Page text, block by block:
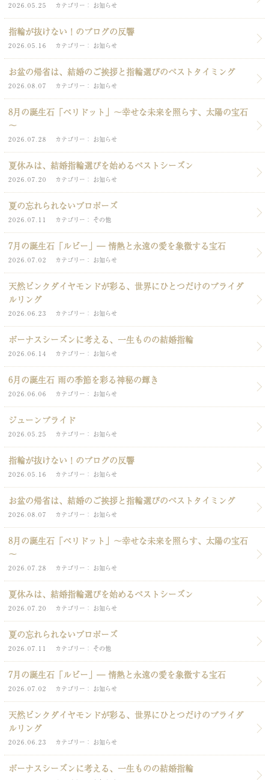
2026.05.25 カテゴリー お知らせ
指輪が抜けない！のブログの反響
2026.05.16 カテゴリー お知らせ
お盆の帰省は、結婚のご挨拶と指輪選びのベストタイミング
2026.08.07 カテゴリー お知らせ
8月の誕生石「ペリドット」～幸せな未来を照らす、太陽の宝石
～
2026.07.28 カテゴリー お知らせ
夏休みは、結婚指輪選びを始めるベストシーズン
2026.07.20 カテゴリー お知らせ
夏の忘れられないプロポーズ
2026.07.11 カテゴリー その他
7月の誕生石「ルビー」― 情熱と永遠の愛を象徴する宝石
2026.07.02 カテゴリー お知らせ
天然ピンクダイヤモンドが彩る、世界にひとつだけのブライダ
ルリング
2026.06.23 カテゴリー お知らせ
ボーナスシーズンに考える、一生ものの結婚指輪
2026.06.14 カテゴリー お知らせ
6月の誕生石 雨の季節を彩る神秘の輝き
2026.06.06 カテゴリー お知らせ
ジューンブライド
2026.05.25 カテゴリー お知らせ
指輪が抜けない！のブログの反響
2026.05.16 カテゴリー お知らせ
お盆の帰省は、結婚のご挨拶と指輪選びのベストタイミング
2026.08.07 カテゴリー お知らせ
8月の誕生石「ペリドット」～幸せな未来を照らす、太陽の宝石
～
2026.07.28 カテゴリー お知らせ
夏休みは、結婚指輪選びを始めるベストシーズン
2026.07.20 カテゴリー お知らせ
夏の忘れられないプロポーズ
2026.07.11 カテゴリー その他
7月の誕生石「ルビー」― 情熱と永遠の愛を象徴する宝石
2026.07.02 カテゴリー お知らせ
天然ピンクダイヤモンドが彩る、世界にひとつだけのブライダ
ルリング
2026.06.23 カテゴリー お知らせ
ボーナスシーズンに考える、一生ものの結婚指輪